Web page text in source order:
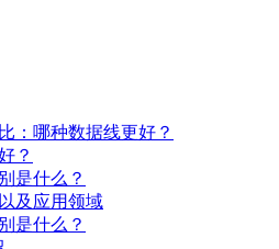
：哪种数据线更好？
？
是什么？
及应用领域
是什么？